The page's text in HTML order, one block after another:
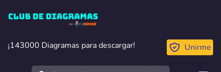
Club de Diagramas
¡143000 Diagramas para descargar!
¡143000 Diagramas para descargar! Unirme